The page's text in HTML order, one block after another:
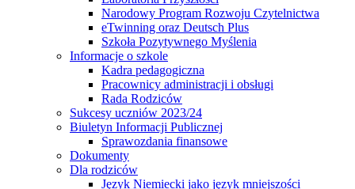
Narodowy Program Rozwoju Czytelnictwa
eTwinning oraz Deutsch Plus
Szkoła Pozytywnego Myślenia
Informacje o szkole
Kadra pedagogiczna
Pracownicy administracji i obsługi
Rada Rodziców
Sukcesy uczniów 2023/24
Biuletyn Informacji Publicznej
Sprawozdania finansowe
Dokumenty
Dla rodziców
Język Niemiecki jako język mniejszości